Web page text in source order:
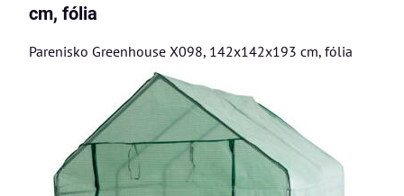
cm, fólia
Parenisko Greenhouse X098, 142x142x193 cm, fólia